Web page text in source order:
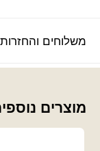
משלוחים והחזרות
מוצרים